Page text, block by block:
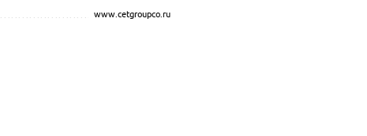
www.cetgroupco.ru